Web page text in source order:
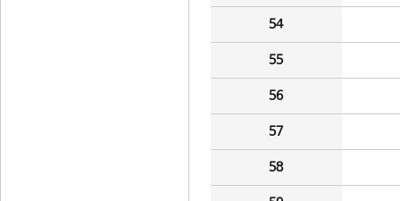
54
55
56
57
58